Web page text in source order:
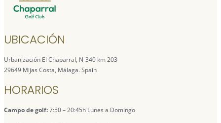
UBICACIÓN
Urbanización El Chaparral, N-340 km 203
29649 Mijas Costa, Málaga. Spain
HORARIOS
Campo de golf:7:50 – 20:45h Lunes a Domingo